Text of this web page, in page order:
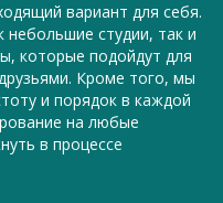
вариант для себя.
студии, так и
которые подойдут для
Кроме того, мы
и порядок в каждой
на любые
в процессе